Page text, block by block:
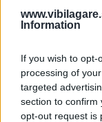
Information
If you wish to
processing of
targeted
section to confirm
opt-out request is